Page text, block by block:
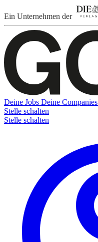
Ein Unternehmen der
Deine Jobs Deine Companies
Stelle schalten
Stelle schalten